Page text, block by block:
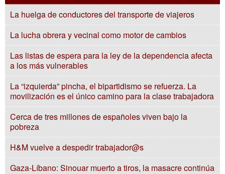
La huelga de conductores del transporte de viajeros
La lucha obrera y vecinal como motor de cambios
Las listas de espera para la ley de la dependencia afecta
a los más vulnerables
La “izquierda” pincha, el bipartidismo se refuerza. La
movilización es el único camino para la clase trabajadora
Cerca de tres millones de españoles viven bajo la
pobreza
H&M vuelve a despedir trabajador@s
Gaza-Líbano: Sinouar muerto a tiros, la masacre continúa